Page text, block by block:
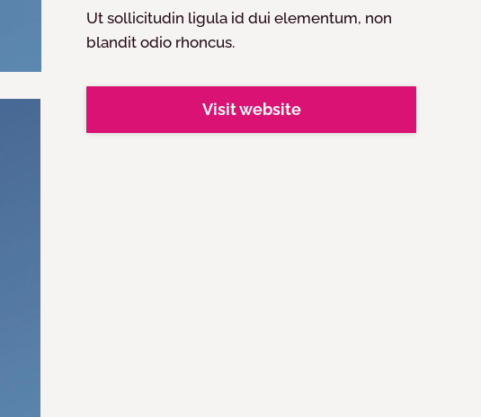
Ut sollicitudin ligula id dui elementum, non
blandit odio rhoncus.
Visit website